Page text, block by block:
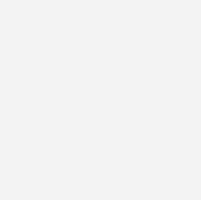
des Deutschen
der
Handwerke (ZVEH)
haben 2022 die
der befragten
häufiger bei der